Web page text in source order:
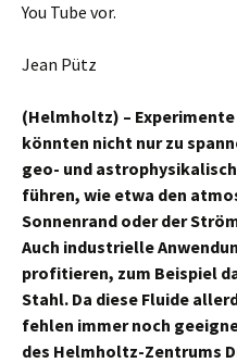
You Tube vor.
Jean Pütz
(Helmholtz) –
könnten nicht nur zu
geo- und
führen, wie etwa den
Sonnenrand oder der
Auch industrielle
profitieren, zum Beispiel
Stahl. Da diese Fluide
fehlen immer noch
des Helmholtz-Zentrums